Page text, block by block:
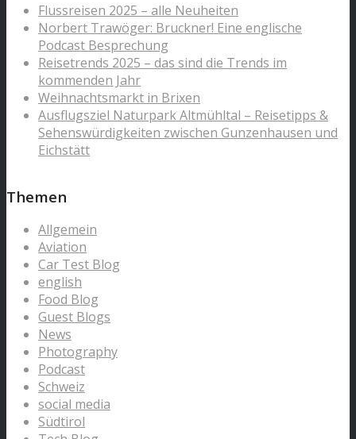
Flussreisen 2025 – alle Neuheiten
Norbert Trawöger: Bruckner! Eine englische
Podcast Besprechung
Reisetrends 2025 – das sind die Trends im
kommenden Jahr
Weihnachtsmarkt in Brixen
Ausflugsziel Naturpark Altmühltal – Reisetipps &
Sehenswürdigkeiten zwischen Gunzenhausen und
Eichstätt
Themen
Allgemein
Aviation
Car Test Blog
english
Food Blog
Guest Blogs
News
Photography
Podcast
Schweiz
social media
Südtirol